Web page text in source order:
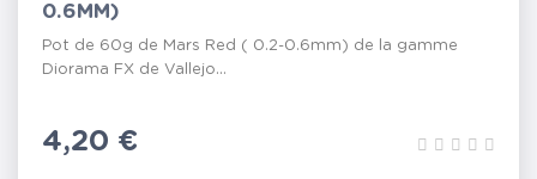
0.6MM)
Pot de 60g de Mars Red ( 0.2-0.6mm) de la gamme
Diorama FX de Vallejo...
Prix
4,20 €